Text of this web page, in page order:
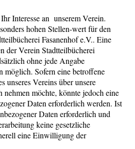
Interesse an unserem Verein.
hohen Stellen-wert für den
Fasanenhof e.V.. Eine
der Verein Stadtteilbücherei
ohne jede Angabe
möglich. Sofern eine betroffene
unseres Vereins über unsere
nehmen möchte, könnte jedoch eine
Daten erforderlich werden. Ist
Daten erforderlich und
keine gesetzliche
eine Einwilligung der